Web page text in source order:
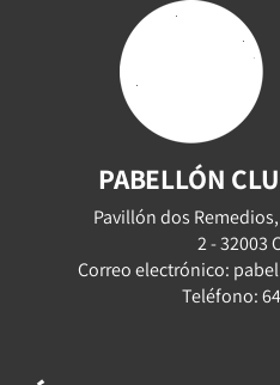
PABELLÓN
Pavillón dos
2 - 32003
Correo electrónico:
Teléfono: